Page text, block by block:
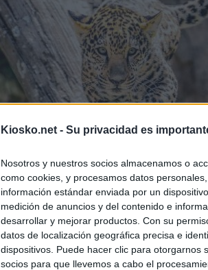
Kiosko.net - Su privacidad es
Nosotros y nuestros socios almacenamos o
como cookies, y procesamos datos
información estándar enviada por un
medición de anuncios y del contenido e
desarrollar y mejorar productos. Con su
datos de localización geográfica precisa e
dispositivos. Puede hacer clic para otorgarnos
socios para que llevemos a cabo el